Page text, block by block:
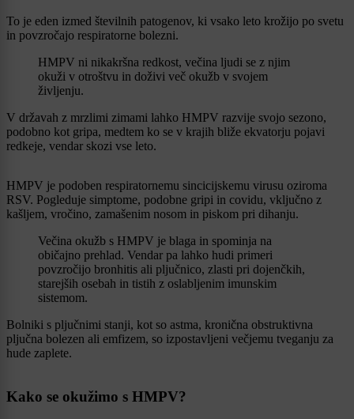
To je eden izmed številnih patogenov, ki vsako leto krožijo po svetu
in povzročajo respiratorne bolezni.
HMPV ni nikakršna redkost, večina ljudi se z njim
okuži v otroštvu in doživi več okužb v svojem
življenju.
V državah z mrzlimi zimami lahko HMPV razvije svojo sezono,
podobno kot gripa, medtem ko se v krajih bliže ekvatorju pojavi
redkeje, vendar skozi vse leto.
HMPV je podoben respiratornemu sincicijskemu virusu oziroma
RSV. Pogleduje simptome, podobne gripi in covidu, vključno z
kašljem, vročino, zamašenim nosom in piskom pri dihanju.
Večina okužb s HMPV je blaga in spominja na
običajno prehlad. Vendar pa lahko hudi primeri
povzročijo bronhitis ali pljučnico, zlasti pri dojenčkih,
starejših osebah in tistih z oslabljenim imunskim
sistemom.
Bolniki s pljučnimi stanji, kot so astma, kronična obstruktivna
pljučna bolezen ali emfizem, so izpostavljeni večjemu tveganju za
hude zaplete.
Kako se okužimo s HMPV?